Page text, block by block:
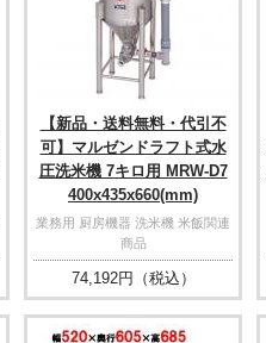
【新品・送料無料・代引不
可】マルゼンドラフト式水
圧洗米機 7キロ用 MRW-D7
400x435x660(mm)
業務用 厨房機器 洗米機 米飯関連
商品
74,192円（税込）